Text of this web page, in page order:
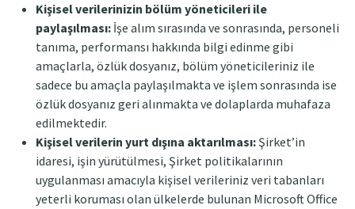
Kişisel verilerinizin bölüm yöneticileri ile
paylaşılması: İşe alım sırasında ve sonrasında, personeli
tanıma, performansı hakkında bilgi edinme gibi
amaçlarla, özlük dosyanız, bölüm yöneticileriniz ile
sadece bu amaçla paylaşılmakta ve işlem sonrasında ise
özlük dosyanız geri alınmakta ve dolaplarda muhafaza
edilmektedir.
Kişisel verilerin yurt dışına aktarılması: Şirket’in
idaresi, işin yürütülmesi, Şirket politikalarının
uygulanması amacıyla kişisel verileriniz veri tabanları
yeterli koruması olan ülkelerde bulunan Microsoft Office